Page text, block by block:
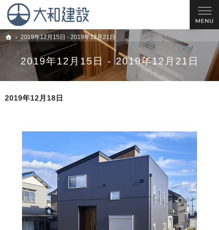
トップ
2019年12月15日 - 2019年12月21日
2019年12月15日 - 2019年12月21日
理想の住宅を建てるお手伝い。西尾市・安城市・岡崎市の新築戸建てやリフォームのこと
西尾市の工務店 大和建設｜安城市・岡崎市の新築戸建てやリフォームならお任せ
2019年12月18日